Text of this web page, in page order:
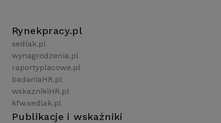
Rynekpracy.pl
sedlak.pl
wynagrodzenia.pl
raportyplacowe.pl
badaniaHR.pl
wskaznikiHR.pl
kfw.sedlak.pl
Publikacje i wskaźniki